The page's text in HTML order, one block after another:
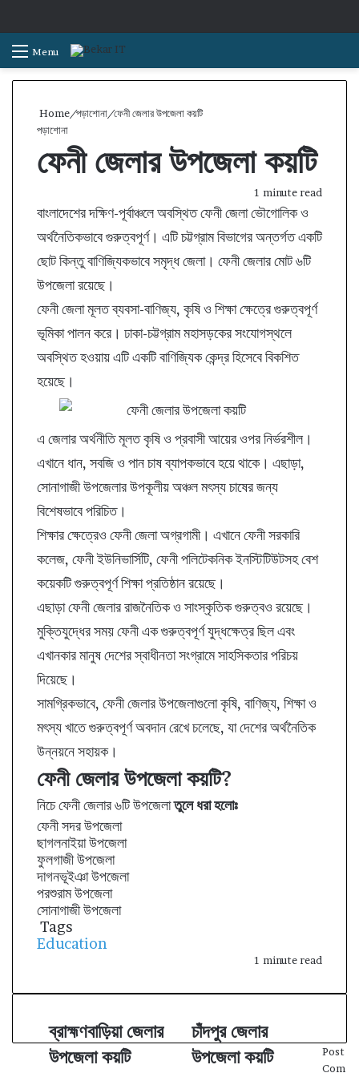
Menu
Home/পড়াশোনা/ফেনী জেলার উপজেলা কয়টি
পড়াশোনা
ফেনী জেলার উপজেলা কয়টি
1 minute read
বাংলাদেশের দক্ষিণ-পূর্বাঞ্চলে অবস্থিত ফেনী জেলা ভৌগোলিক ও
অর্থনৈতিকভাবে গুরুত্বপূর্ণ। এটি চট্টগ্রাম বিভাগের অন্তর্গত একটি
ছোট কিন্তু বাণিজ্যিকভাবে সমৃদ্ধ জেলা। ফেনী জেলার মোট ৬টি
উপজেলা রয়েছে।
ফেনী জেলা মূলত ব্যবসা-বাণিজ্য, কৃষি ও শিক্ষা ক্ষেত্রে গুরুত্বপূর্ণ
ভূমিকা পালন করে। ঢাকা-চট্টগ্রাম মহাসড়কের সংযোগস্থলে
অবস্থিত হওয়ায় এটি একটি বাণিজ্যিক কেন্দ্র হিসেবে বিকশিত
হয়েছে।
এ জেলার অর্থনীতি মূলত কৃষি ও প্রবাসী আয়ের ওপর নির্ভরশীল।
এখানে ধান, সবজি ও পান চাষ ব্যাপকভাবে হয়ে থাকে। এছাড়া,
সোনাগাজী উপজেলার উপকূলীয় অঞ্চল মৎস্য চাষের জন্য
বিশেষভাবে পরিচিত।
শিক্ষার ক্ষেত্রেও ফেনী জেলা অগ্রগামী। এখানে ফেনী সরকারি
কলেজ, ফেনী ইউনিভার্সিটি, ফেনী পলিটেকনিক ইনস্টিটিউটসহ বেশ
কয়েকটি গুরুত্বপূর্ণ শিক্ষা প্রতিষ্ঠান রয়েছে।
এছাড়া ফেনী জেলার রাজনৈতিক ও সাংস্কৃতিক গুরুত্বও রয়েছে।
মুক্তিযুদ্ধের সময় ফেনী এক গুরুত্বপূর্ণ যুদ্ধক্ষেত্র ছিল এবং
এখানকার মানুষ দেশের স্বাধীনতা সংগ্রামে সাহসিকতার পরিচয়
দিয়েছে।
সামগ্রিকভাবে, ফেনী জেলার উপজেলাগুলো কৃষি, বাণিজ্য, শিক্ষা ও
মৎস্য খাতে গুরুত্বপূর্ণ অবদান রেখে চলেছে, যা দেশের অর্থনৈতিক
উন্নয়নে সহায়ক।
ফেনী জেলার উপজেলা কয়টি?
নিচে ফেনী জেলার ৬টি উপজেলাতুলে ধরা হলোঃ
ফেনী সদর উপজেলা
ছাগলনাইয়া উপজেলা
ফুলগাজী উপজেলা
দাগনভূইঞা উপজেলা
পরশুরাম উপজেলা
সোনাগাজী উপজেলা
Tags
Education
1 minute read
ব্রা
হ্ম
ণ
ব্রাহ্মণবাড়িয়া জেলার
উপজেলা কয়টি
চাঁ
দ
পু
চাঁদপুর জেলার
উপজেলা কয়টি
Post
Com